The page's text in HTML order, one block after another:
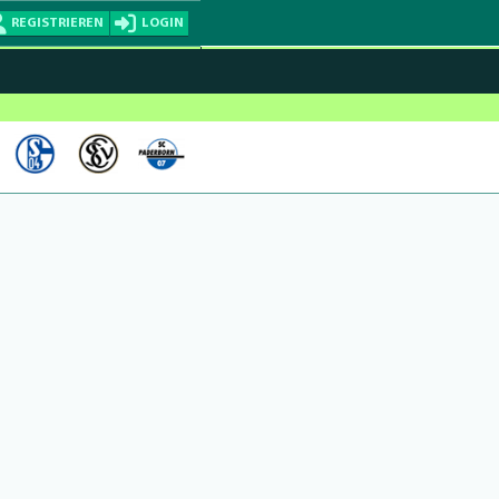
REGISTRIEREN LOGIN